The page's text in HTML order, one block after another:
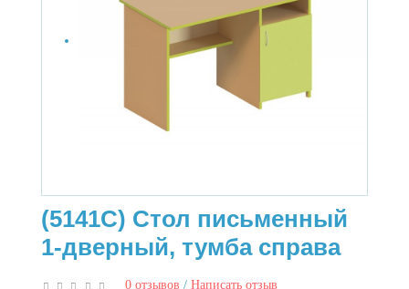
(5141C) Стол письменный
1-дверный, тумба справа
0 отзывов / Написать отзыв